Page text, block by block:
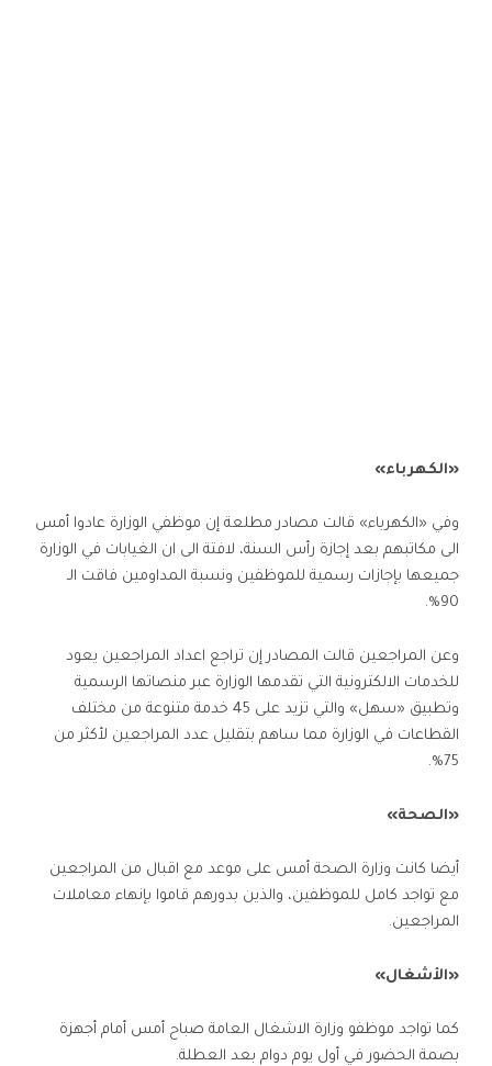
«الكهرباء»
وفي «الكهرباء» قالت مصادر مطلعة إن موظفي الوزارة عادوا أمس
الى مكاتبهم بعد إجازة رأس السنة، لافتة الى ان الغيابات في الوزارة
جميعها بإجازات رسمية للموظفين ونسبة المداومين فاقت الـ
90%.
وعن المراجعين قالت المصادر إن تراجع اعداد المراجعين يعود
للخدمات الالكترونية التي تقدمها الوزارة عبر منصاتها الرسمية
وتطبيق «سهل» والتي تزيد على 45 خدمة متنوعة من مختلف
القطاعات في الوزارة مما ساهم بتقليل عدد المراجعين لأكثر من
75%.
«الصحة»
أيضا كانت وزارة الصحة أمس على موعد مع اقبال من المراجعين
مع تواجد كامل للموظفين، والذين بدورهم قاموا بإنهاء معاملات
المراجعين.
«الأشغال»
كما تواجد موظفو وزارة الاشغال العامة صباح أمس أمام أجهزة
بصمة الحضور في أول يوم دوام بعد العطلة.